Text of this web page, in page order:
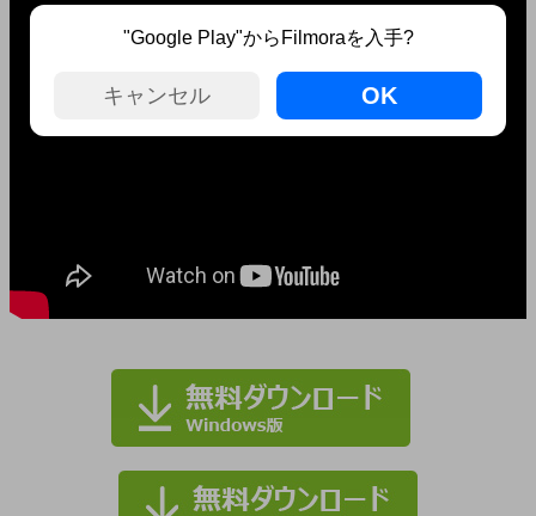
"Google Play"からFilmoraを入手?
キャンセル OK